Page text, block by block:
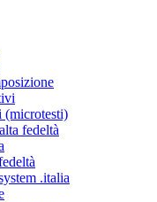
(microtesti)
fedeltà
.italia